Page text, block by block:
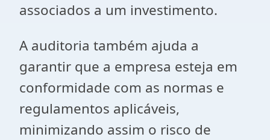
associados a um investimento.
A auditoria também ajuda a
garantir que a empresa esteja em
conformidade com as normas e
regulamentos aplicáveis,
minimizando assim o risco de